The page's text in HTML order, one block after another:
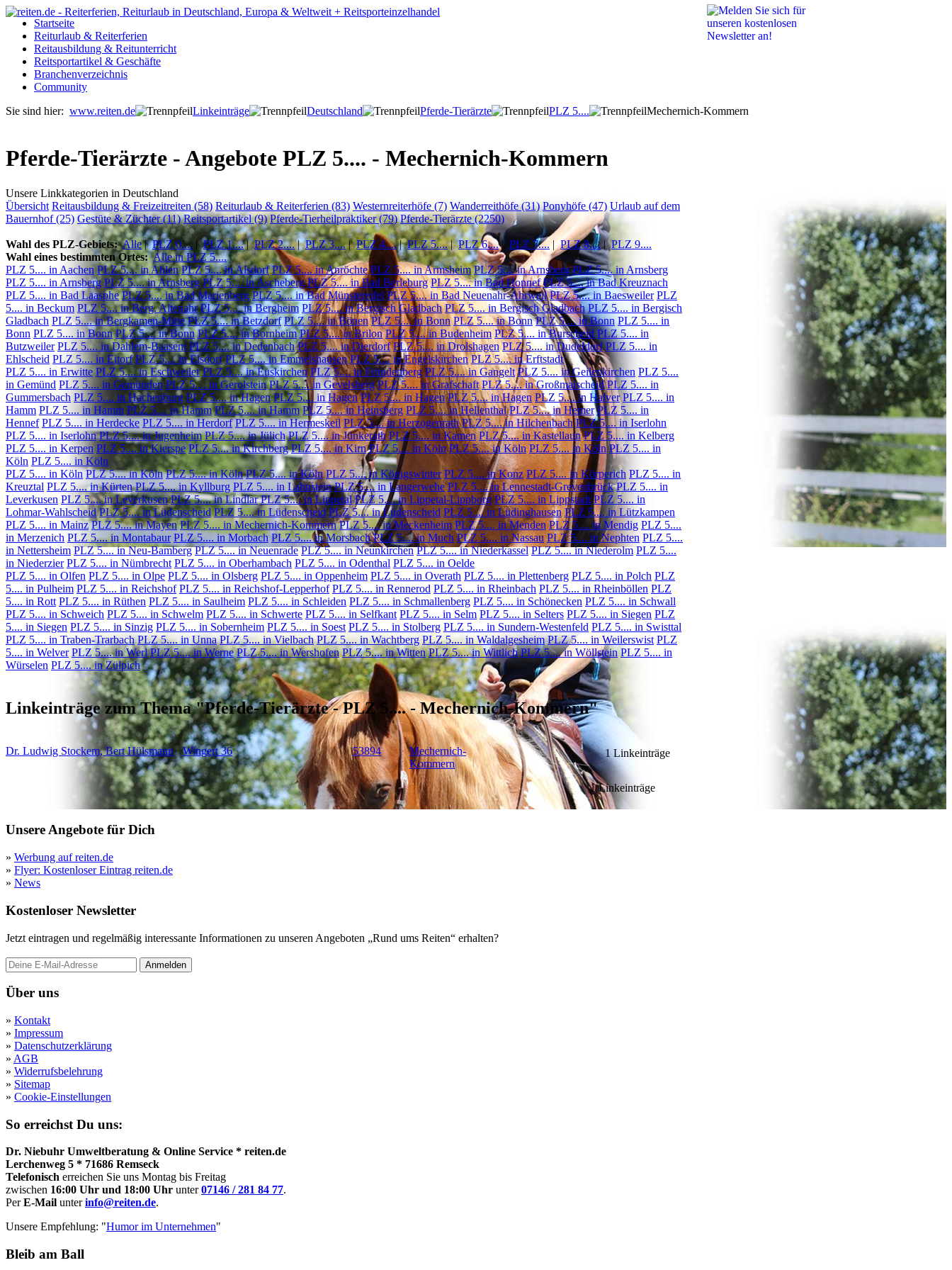
Startseite
Reiturlaub & Reiterferien
Reitausbildung & Reitunterricht
Reitsportartikel & Geschäfte
Branchenverzeichnis
Community
Sie sind hier: www.reiten.de Linkeinträge Deutschland Pferde-Tierärzte PLZ 5.... Mechernich-Kommern
Pferde-Tierärzte - Angebote PLZ 5.... - Mechernich-Kommern
Unsere Linkkategorien in Deutschland
Übersicht Reitausbildung & Freizeitreiten (58) Reiturlaub & Reiterferien (83) Westernreiterhöfe (7) Wanderreithöfe (31) Ponyhöfe (47) Urlaub auf dem
Bauernhof (25) Gestüte & Züchter (11) Reitsportartikel (9) Pferde-Tierheilpraktiker (79) Pferde-Tierärzte (2250)
Wahl des PLZ-Gebiets:Alle|PLZ 0.... |PLZ 1....|PLZ 2....|PLZ 3....|PLZ 4....|PLZ 5....|PLZ 6....| PLZ 7....|PLZ 8.... |PLZ 9....
Wahl eines bestimmten Ortes: Alle in PLZ 5....
PLZ 5.... in Aachen PLZ 5.... in Ahlen PLZ 5.... in Alsdorf PLZ 5.... in Anröchte PLZ 5.... in Armsheim PLZ 5.... in Arnsberg PLZ 5.... in Arnsberg
PLZ 5.... in Arnsberg PLZ 5.... in Arnsberg PLZ 5.... in Ascheberg PLZ 5.... in Bad Berleburg PLZ 5.... in Bad Honnef PLZ 5.... in Bad Kreuznach
PLZ 5.... in Bad Laasphe PLZ 5.... in Bad Marienberg PLZ 5.... in Bad Münstereifel PLZ 5.... in Bad Neuenahr-Ahrweil PLZ 5.... in Baesweiler PLZ
5.... in Beckum PLZ 5.... in Berg. Altenahr PLZ 5.... in Bergheim PLZ 5.... in Bergisch Gladbach PLZ 5.... in Bergisch Gladbach PLZ 5.... in Bergisch
Gladbach PLZ 5.... in Bergkamen-Mitte PLZ 5.... in Betzdorf PLZ 5.... in Bönen PLZ 5.... in Bonn PLZ 5.... in Bonn PLZ 5.... in Bonn PLZ 5.... in
Bonn PLZ 5.... in Bonn PLZ 5.... in Bonn PLZ 5.... in Bornheim PLZ 5.... in Brilon PLZ 5.... in Budenheim PLZ 5.... in Burscheid PLZ 5.... in
Butzweiler PLZ 5.... in Dahlem-Baasem PLZ 5.... in Dedenbach PLZ 5.... in Dierdorf PLZ 5.... in Drolshagen PLZ 5.... in Dudeldorf PLZ 5.... in
Ehlscheid PLZ 5.... in Eitorf PLZ 5.... in Elsdorf PLZ 5.... in Emmelshausen PLZ 5.... in Engelskirchen PLZ 5.... in Erftstadt
PLZ 5.... in Erwitte PLZ 5.... in Eschweiler PLZ 5.... in Euskirchen PLZ 5.... in Fröndenberg PLZ 5.... in Gangelt PLZ 5.... in Geilenkirchen PLZ 5....
in Gemünd PLZ 5.... in Gemünden PLZ 5.... in Gerolstein PLZ 5.... in Gevelsberg PLZ 5.... in Grafschaft PLZ 5.... in Großmaischeid PLZ 5.... in
Gummersbach PLZ 5.... in Hachenburg PLZ 5.... in Hagen PLZ 5.... in Hagen PLZ 5.... in Hagen PLZ 5.... in Hagen PLZ 5.... in Halver PLZ 5.... in
Hamm PLZ 5.... in Hamm PLZ 5.... in Hamm PLZ 5.... in Hamm PLZ 5.... in Heinsberg PLZ 5.... in Hellenthal PLZ 5.... in Hemer PLZ 5.... in
Hennef PLZ 5.... in Herdecke PLZ 5.... in Herdorf PLZ 5.... in Hermeskeil PLZ 5.... in Herzogenrath PLZ 5.... in Hilchenbach PLZ 5.... in Iserlohn
PLZ 5.... in Iserlohn PLZ 5.... in Jugenheim PLZ 5.... in Jülich PLZ 5.... in Jünkerath PLZ 5.... in Kamen PLZ 5.... in Kastellaun PLZ 5.... in Kelberg
PLZ 5.... in Kerpen PLZ 5.... in Kierspe PLZ 5.... in Kirchberg PLZ 5.... in Kirn PLZ 5.... in Köln PLZ 5.... in Köln PLZ 5.... in Köln PLZ 5.... in
Köln PLZ 5.... in Köln
PLZ 5.... in Köln PLZ 5.... in Köln PLZ 5.... in Köln PLZ 5.... in Köln PLZ 5.... in Königswinter PLZ 5.... in Konz PLZ 5.... in Körperich PLZ 5.... in
Kreuztal PLZ 5.... in Kürten PLZ 5.... in Kyllburg PLZ 5.... in Lahnstein PLZ 5.... in Langerwehe PLZ 5.... in Lennestadt-Grevenbrück PLZ 5.... in
Leverkusen PLZ 5.... in Leverkusen PLZ 5.... in Lindlar PLZ 5.... in Lippetal PLZ 5.... in Lippetal-Lippborg PLZ 5.... in Lippstadt PLZ 5.... in
Lohmar-Wahlscheid PLZ 5.... in Lüdenscheid PLZ 5.... in Lüdenscheid PLZ 5.... in Lüdenscheid PLZ 5.... in Lüdinghausen PLZ 5.... in Lützkampen
PLZ 5.... in Mainz PLZ 5.... in Mayen PLZ 5.... in Mechernich-Kommern PLZ 5.... in Meckenheim PLZ 5.... in Menden PLZ 5.... in Mendig PLZ 5....
in Merzenich PLZ 5.... in Montabaur PLZ 5.... in Morbach PLZ 5.... in Morsbach PLZ 5.... in Much PLZ 5.... in Nassau PLZ 5.... in Nephten PLZ 5....
in Nettersheim PLZ 5.... in Neu-Bamberg PLZ 5.... in Neuenrade PLZ 5.... in Neunkirchen PLZ 5.... in Niederkassel PLZ 5.... in Niederolm PLZ 5....
in Niederzier PLZ 5.... in Nümbrecht PLZ 5.... in Oberhambach PLZ 5.... in Odenthal PLZ 5.... in Oelde
PLZ 5.... in Olfen PLZ 5.... in Olpe PLZ 5.... in Olsberg PLZ 5.... in Oppenheim PLZ 5.... in Overath PLZ 5.... in Plettenberg PLZ 5.... in Polch PLZ
5.... in Pulheim PLZ 5.... in Reichshof PLZ 5.... in Reichshof-Lepperhof PLZ 5.... in Rennerod PLZ 5.... in Rheinbach PLZ 5.... in Rheinböllen PLZ
5.... in Rott PLZ 5.... in Rüthen PLZ 5.... in Saulheim PLZ 5.... in Schleiden PLZ 5.... in Schmallenberg PLZ 5.... in Schönecken PLZ 5.... in Schwall
PLZ 5.... in Schweich PLZ 5.... in Schwelm PLZ 5.... in Schwerte PLZ 5.... in Selfkant PLZ 5.... in Selm PLZ 5.... in Selters PLZ 5.... in Siegen PLZ
5.... in Siegen PLZ 5.... in Sinzig PLZ 5.... in Sobernheim PLZ 5.... in Soest PLZ 5.... in Stolberg PLZ 5.... in Sundern-Westenfeld PLZ 5.... in Swisttal
PLZ 5.... in Traben-Trarbach PLZ 5.... in Unna PLZ 5.... in Vielbach PLZ 5.... in Wachtberg PLZ 5.... in Waldalgesheim PLZ 5.... in Weilerswist PLZ
5.... in Welver PLZ 5.... in Werl PLZ 5.... in Werne PLZ 5.... in Wershofen PLZ 5.... in Witten PLZ 5.... in Wittlich PLZ 5.... in Wöllstein PLZ 5.... in
Würselen PLZ 5.... in Zülpich
Linkeinträge zum Thema "Pferde-Tierärzte - PLZ 5.... - Mechernich-Kommern"
1 Linkeinträge
Dr. Ludwig Stockem, Bert Hülsmann Wingert 36 53894
Mechernich-
Kommern
1 Linkeinträge
Unsere Angebote für Dich
» Werbung auf reiten.de
» Flyer: Kostenloser Eintrag reiten.de
» News
Kostenloser Newsletter
Jetzt eintragen und regelmäßig interessante Informationen zu unseren Angeboten „Rund ums Reiten“ erhalten?
Anmelden
Über uns
» Kontakt
» Impressum
» Datenschutzerklärung
» AGB
» Widerrufsbelehrung
» Sitemap
» Cookie-Einstellungen
So erreichst Du uns:
Dr. Niebuhr Umweltberatung & Online Service * reiten.de
Lerchenweg 5 * 71686 Remseck
Telefonisch erreichen Sie uns Montag bis Freitag
zwischen 16:00 Uhr und 18:00 Uhr unter07146 / 281 84 77.
PerE-Mail unterinfo@reiten.de.
Unsere Empfehlung: "Humor im Unternehmen"
Bleib am Ball